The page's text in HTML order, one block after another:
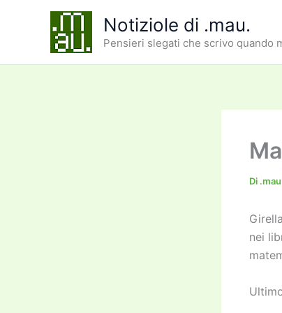
Notiziole di .mau.
Pensieri slegati che scrivo quando
Di
nei